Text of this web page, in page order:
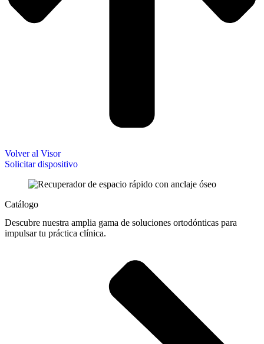
Volver al Visor
Solicitar dispositivo
Catálogo
Descubre nuestra amplia gama de soluciones ortodónticas para
impulsar tu práctica clínica.